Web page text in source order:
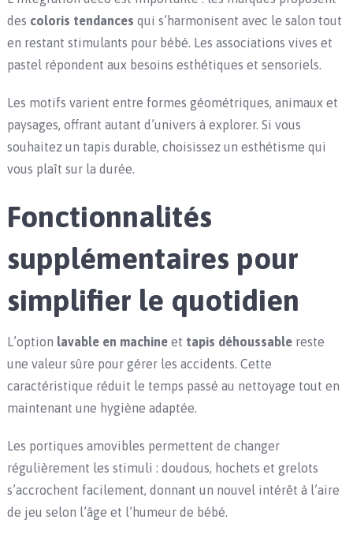
des coloris tendances qui s’harmonisent avec le salon tout
en restant stimulants pour bébé. Les associations vives et
pastel répondent aux besoins esthétiques et sensoriels.
Les motifs varient entre formes géométriques, animaux et
paysages, offrant autant d’univers à explorer. Si vous
souhaitez un tapis durable, choisissez un esthétisme qui
vous plaît sur la durée.
Fonctionnalités
supplémentaires pour
simplifier le quotidien
L’option lavable en machineet tapis déhoussablereste
une valeur sûre pour gérer les accidents. Cette
caractéristique réduit le temps passé au nettoyage tout en
maintenant une hygiène adaptée.
Les portiques amovibles permettent de changer
régulièrement les stimuli : doudous, hochets et grelots
s’accrochent facilement, donnant un nouvel intérêt à l’aire
de jeu selon l’âge et l’humeur de bébé.